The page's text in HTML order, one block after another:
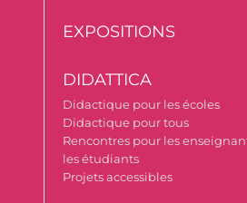
EXPOSITIONS
DIDATTICA
Didactique pour les écoles
Didactique pour tous
Rencontres pour les
les étudiants
Projets accessibles